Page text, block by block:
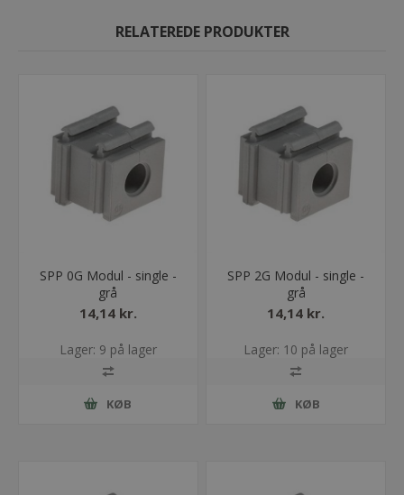
RELATEREDE PRODUKTER
SPP 0G Modul - single -
grå
14,14 kr.
Lager: 9 på lager
KØB
SPP 2G Modul - single -
grå
14,14 kr.
Lager: 10 på lager
KØB